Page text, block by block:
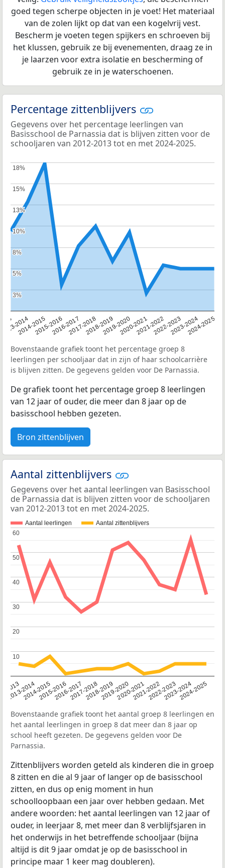
goed tegen scherpe objecten in je voet! Het materiaal
van de zolen lijkt op dat van een kogelvrij vest.
Bescherm je voeten tegen spijkers en schroeven bij
het klussen, gebruik ze bij evenementen, draag ze in
je laarzen voor extra isolatie en bescherming of
gebruik ze in je waterschoenen.
Percentage zittenblijvers
Gegevens over het percentage leerlingen van
Basisschool de Parnassia dat is blijven zitten voor de
schooljaren van 2012-2013 tot en met 2024-2025.
2013-20142014-20152015-20162016-20172017-20182018-20192019-20202020-20212021-20222022-20232023-20242024-2025
3%
3%
5%
5%
8%
8%
10%
10%
13%
13%
15%
15%
18%
18%
Bovenstaande grafiek toont het percentage groep 8
leerlingen per schooljaar dat in zijn of haar schoolcarrière
is blijven zitten. De gegevens gelden voor De Parnassia.
De grafiek toont het percentage groep 8 leerlingen
van 12 jaar of ouder, die meer dan 8 jaar op de
basisschool hebben gezeten.
Bron zittenblijven
Aantal zittenblijvers
Gegevens over het aantal leerlingen van Basisschool
de Parnassia dat is blijven zitten voor de schooljaren
van 2012-2013 tot en met 2024-2025.
Aantal leerlingen Aantal zittenblijvers
2013
2013-2014
2014-20152015-20162016-20172017-20182018-20192019-20202020-20212021-20222022-20232023-20242024-2025
10
10
20
20
30
30
40
40
50
50
60
60
Bovenstaande grafiek toont het aantal groep 8 leerlingen en
het aantal leerlingen in groep 8 dat meer dan 8 jaar op
school heeft gezeten. De gegevens gelden voor De
Parnassia.
Zittenblijvers worden geteld als kinderen die in groep
8 zitten en die al 9 jaar of langer op de basisschool
zitten, en dus op enig moment in hun
schoolloopbaan een jaar over hebben gedaan. Met
andere woorden: het aantal leerlingen van 12 jaar of
ouder, in leerjaar 8, met meer dan 8 verblijfsjaren in
het onderwijs in het betreffende schooljaar (bijna
altijd is dit 9 jaar omdat je op de basisschool in
principe maar 1 keer mag doubleren).